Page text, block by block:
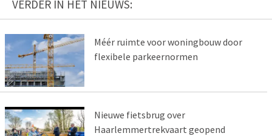
VERDER IN HET NIEUWS:
Méér ruimte voor woningbouw door
flexibele parkeernormen
Nieuwe fietsbrug over
Haarlemmertrekvaart geopend